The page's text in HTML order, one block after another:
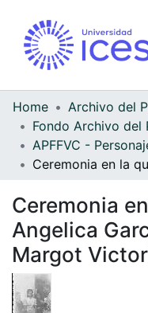
Home
Ceremonia
Angelica
Margot